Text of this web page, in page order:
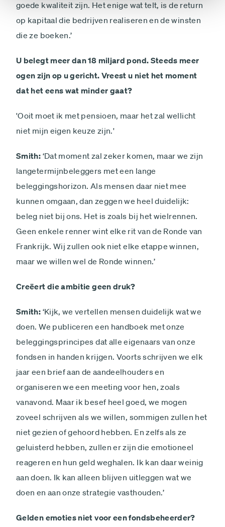
goede kwaliteit zijn. Het enige wat telt, is de return
op kapitaal die bedrijven realiseren en de winsten
die ze boeken.’
U belegt meer dan 18 miljard pond. Steeds meer
ogen zijn op u gericht. Vreest u niet het moment
dat het eens wat minder gaat?
'Ooit moet ik met pensioen, maar het zal wellicht
niet mijn eigen keuze zijn.'
Smith: ‘Dat moment zal zeker komen, maar we zijn
langetermijnbeleggers met een lange
beleggingshorizon. Als mensen daar niet mee
kunnen omgaan, dan zeggen we heel duidelijk:
beleg niet bij ons. Het is zoals bij het wielrennen.
Geen enkele renner wint elke rit van de Ronde van
Frankrijk. Wij zullen ook niet elke etappe winnen,
maar we willen wel de Ronde winnen.’
Creëert die ambitie geen druk?
Smith: ‘Kijk, we vertellen mensen duidelijk wat we
doen. We publiceren een handboek met onze
beleggingsprincipes dat alle eigenaars van onze
fondsen in handen krijgen. Voorts schrijven we elk
jaar een brief aan de aandeelhouders en
organiseren we een meeting voor hen, zoals
vanavond. Maar ik besef heel goed, we mogen
zoveel schrijven als we willen, sommigen zullen het
niet gezien of gehoord hebben. En zelfs als ze
geluisterd hebben, zullen er zijn die emotioneel
reageren en hun geld weghalen. Ik kan daar weinig
aan doen. Ik kan alleen blijven uitleggen wat we
doen en aan onze strategie vasthouden.’
Gelden emoties niet voor een fondsbeheerder?